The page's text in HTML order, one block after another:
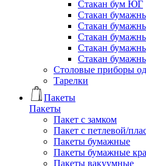
Стакан бум ЮГ
Стакан
Стакан
Стакан
Стакан
Стакан
Столовые приборы
Тарелки
Пакеты
Пакеты
Пакет с замком
Пакет с петлевой/
Пакеты бумажные
Пакеты бумажные
Пакеты вакуумные